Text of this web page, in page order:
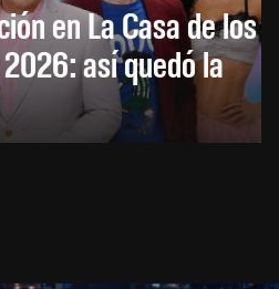
en La Casa de los
así quedó la